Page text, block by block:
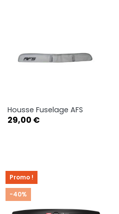
Housse Fuselage AFS
Prix
29,00 €
Promo !
-40%